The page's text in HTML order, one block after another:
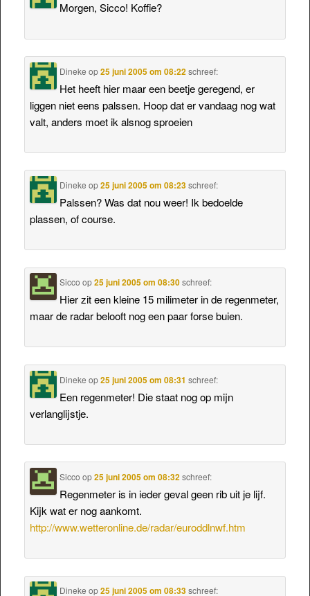
Morgen, Sicco! Koffie?
Dineke op25 juni 2005 om 08:22 schreef:
Het heeft hier maar een beetje geregend, er
liggen niet eens palssen. Hoop dat er vandaag nog wat
valt, anders moet ik alsnog sproeien
Dineke op25 juni 2005 om 08:23 schreef:
Palssen? Was dat nou weer! Ik bedoelde
plassen, of course.
Sicco op25 juni 2005 om 08:30 schreef:
Hier zit een kleine 15 milimeter in de regenmeter,
maar de radar belooft nog een paar forse buien.
Dineke op25 juni 2005 om 08:31 schreef:
Een regenmeter! Die staat nog op mijn
verlanglijstje.
Sicco op25 juni 2005 om 08:32 schreef:
Regenmeter is in ieder geval geen rib uit je lijf.
Kijk wat er nog aankomt.
http://www.wetteronline.de/radar/euroddlnwf.htm
Dineke op25 juni 2005 om 08:33 schreef: